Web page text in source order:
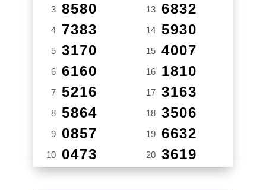
3 8580
4 7383
5 3170
6 6160
7 5216
8 5864
9 0857
10 0473
13 6832
14 5930
15 4007
16 1810
17 3163
18 3506
19 6632
20 3619